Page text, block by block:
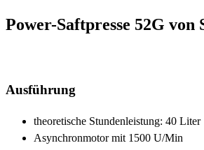
Power-Saftpresse 52G von
Ausführung
theoretische Stundenleistung: 40 Liter
Asynchronmotor mit 1500 U/Min